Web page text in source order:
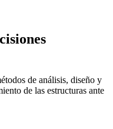
de análisis, diseño y
de las estructuras ante